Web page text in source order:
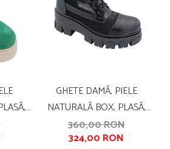
GHETE DAMĂ, PIELE
NATURALĂ BOX, PLASĂ,
TALPĂ UȘOARĂ,
CRAMPOANE MARI, NEGRU
360,00 RON
324,00 RON